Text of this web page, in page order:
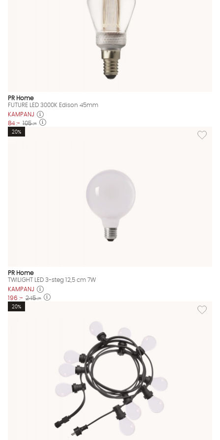
PR Home
FUTURE LED 3000K Edison 45mm
KAMPANJ
84 :- 105 :-
Lägg
20%
PR Home
TWILIGHT LED 3-steg 12,5 cm 7W
KAMPANJ
196 :- 245 :-
Lägg
20%